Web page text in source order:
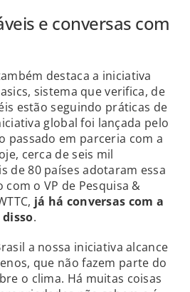
e conversas com
destaca a iniciativa
sistema que verifica, de
estão seguindo práticas de
global foi lançada pelo
passado em parceria com a
cerca de seis mil
de 80 países adotaram essa
o VP de Pesquisa &
já há conversas com a
.
a nossa iniciativa alcance
que não fazem parte do
o clima. Há muitas coisas